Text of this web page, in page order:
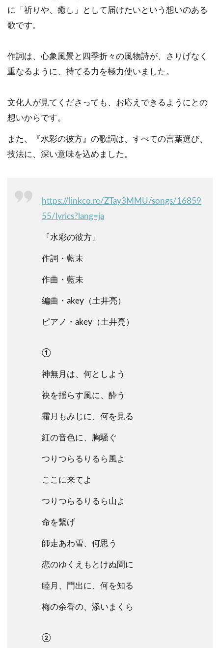
に「祈りや、癒し」として届けたいという想いのある
歌です。
作詞は、心象風景と四季折々の風物詩が、さりげなく
重なるように、持てる力を極力使いました。
文化人が見てくださっても、お応えできるようにとの
想いからです。
また、『水彩の彼方』の歌詞は、すべての言葉選び、
技法に、深い意味を込めました。
https://linkco.re/ZTay3MMU/songs/16859
55/lyrics?lang=ja
『水彩の彼方』
作詞・藍未
作曲・藍未
編曲・akey（土井亮）
ピアノ・akey（土井亮）
①
神無月は、何としよう
袂を揺らす風に、酔う
霜月もみじに、何を見る
紅の音色に、胸騒ぐ
つりつらるりるら風よ
ここに来てよ
つりつらるりるら山よ
命を繋げ
師走あわ雪、何思う
恋のゆくえもとけぬ間に
睦月、門出に、何を知る
梅の余香の、添いまくら
②